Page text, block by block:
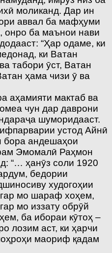
моликанд. Дар ин
аввал ба мафҳуми
онро ба маънои нави
“Ҳар одаме, ки
ки Ватан
табори ӯст, Ватан
ҳама чизи ӯ ва
аҳамияти мактаб ва
чун дар даврони
шуморидааст.
устод Айнӣ
бора андешаҳои
Эмомалӣ Раҳмон
“… ҳанӯз соли 1920
бедории
худогоҳии
мо шараф хоҳем,
мо иззату обрӯй
ба ибораи кӯтоҳ –
лозим аст, ки ҳарчи
маориф қадам